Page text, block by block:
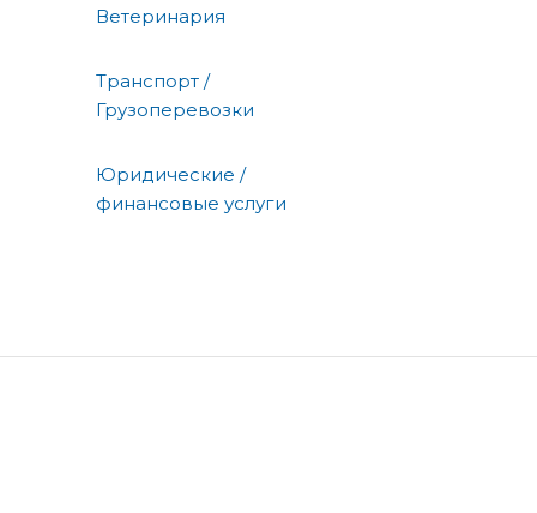
Ветеринария
Транспорт /
Грузоперевозки
Юридические /
финансовые услуги